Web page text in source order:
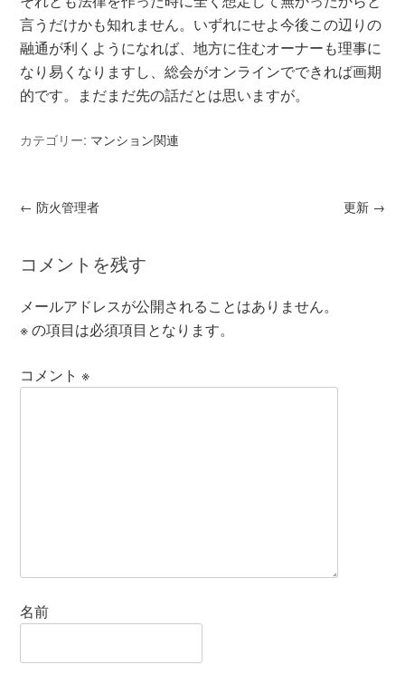
言うだけかも知れません。いずれにせよ今後この辺りの
融通が利くようになれば、地方に住むオーナーも理事に
なり易くなりますし、総会がオンラインでできれば画期
的です。まだまだ先の話だとは思いますが。
カテゴリー: マンション関連
← 防火管理者 更新 →
コメントを残す
メールアドレスが公開されることはありません。
※の項目は必須項目となります。
コメント※
名前